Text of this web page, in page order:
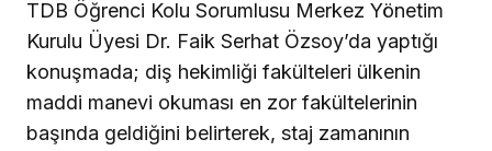
TDB Öğrenci Kolu Sorumlusu Merkez Yönetim
Kurulu Üyesi Dr. Faik Serhat Özsoy’da yaptığı
konuşmada; diş hekimliği fakülteleri ülkenin
maddi manevi okuması en zor fakültelerinin
başında geldiğini belirterek, staj zamanının